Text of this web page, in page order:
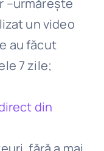
un video
au făcut
7 zile;
din